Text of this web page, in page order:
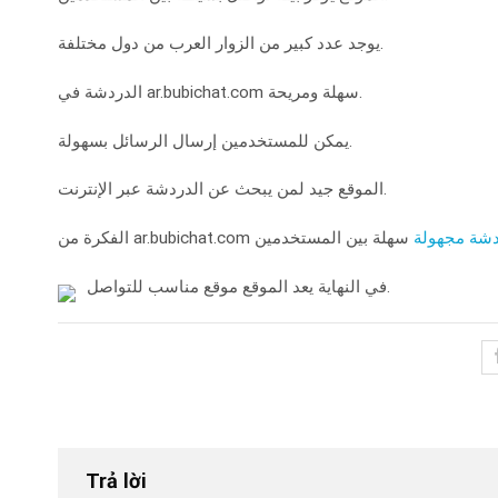
يوجد عدد كبير من الزوار العرب من دول مختلفة.
الدردشة في ar.bubichat.com سهلة ومريحة.
يمكن للمستخدمين إرسال الرسائل بسهولة.
الموقع جيد لمن يبحث عن الدردشة عبر الإنترنت.
مجهولة
في النهاية يعد الموقع موقع مناسب للتواصل.
Trả lời